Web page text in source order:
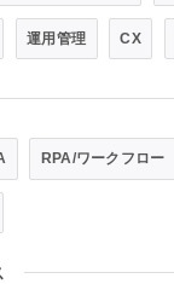
運用管理 CX
RPA/ワークフロー